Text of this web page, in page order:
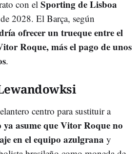
con el Sporting de Lisboa
2028. El Barça, según
ofrecer un trueque entre el
Roque, más el pago de unos
.
centro para sustituir a
ya asume que Vitor Roque no
en el equipo azulgrana y